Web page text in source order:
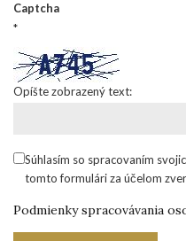
Captcha
*
Opíšte zobrazený text:
Súhlasím so spracovaním
tomto formulári za účelom
Podmienky spracovávania